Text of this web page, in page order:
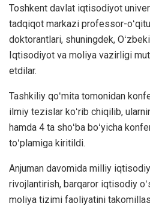
Toshkent davlat iqtisodiyot
tadqiqot markazi professor-
doktorantlari, shuningdek,
Iqtisodiyot va moliya vazirligi
etdilar.
Tashkiliy qoʻmita tomonidan
ilmiy tezislar koʻrib chiqilib,
hamda 4 ta shoʻba boʻyicha
toʻplamiga kiritildi.
Anjuman davomida milliy
rivojlantirish, barqaror iqtisodiy
moliya tizimi faoliyatini